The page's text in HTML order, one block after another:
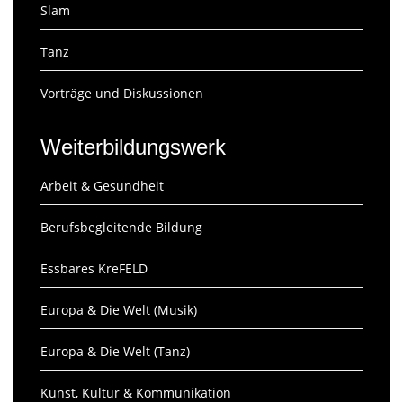
Slam
Tanz
Vorträge und Diskussionen
Weiterbildungswerk
Arbeit & Gesundheit
Berufsbegleitende Bildung
Essbares KreFELD
Europa & Die Welt (Musik)
Europa & Die Welt (Tanz)
Kunst, Kultur & Kommunikation